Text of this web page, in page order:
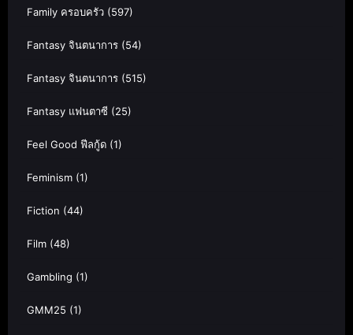
Family ครอบครัว (597)
Fantasy จินตนาการ (54)
Fantasy จินตนาการ (515)
Fantasy แฟนตาซี (25)
Feel Good ฟีลกู้ด (1)
Feminism (1)
Fiction (44)
Film (48)
Gambling (1)
GMM25 (1)